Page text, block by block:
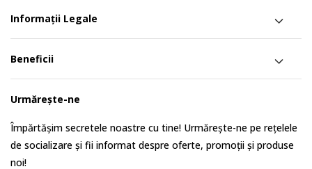
Informații Legale
Beneficii
Urmărește-ne
Împărtășim secretele noastre cu tine! Urmărește-ne pe rețelele
de socializare și fii informat despre oferte, promoții și produse
noi!